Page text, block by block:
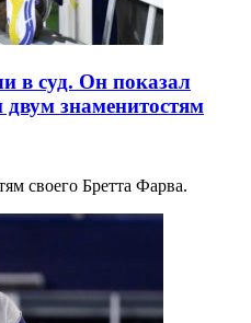
в суд. Он показал
двум знаменитостям
своего Бретта Фарва.